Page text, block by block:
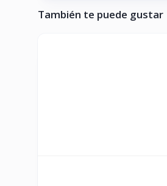
También te puede gustar